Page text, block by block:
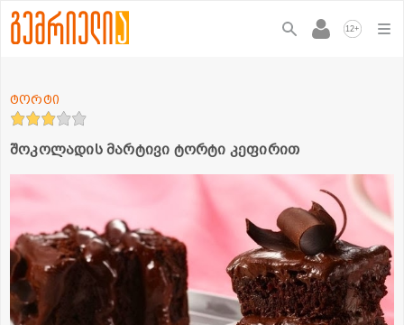
12+
შოკოლადის მარტივი ტორტი კეფირით
ტორტი